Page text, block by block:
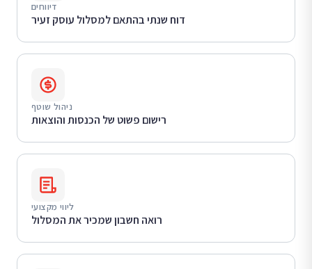
דיווחים
דוח שנתי בהתאם למסלול עוסק זעיר
ניהול שוטף
רישום פשוט של הכנסות והוצאות
ליווי מקצועי
רואה חשבון שמכיר את המסלול